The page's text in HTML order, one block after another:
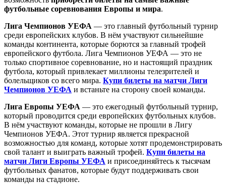
футбольные соревнования Европы и мира.
Лига Чемпионов УЕФА — это главный футбольный турнир
среди европейских клубов. В нём участвуют сильнейшие
команды континента, которые борются за главный трофей
европейского футбола. Лига Чемпионов УЕФА — это не
только спортивное соревнование, но и настоящий праздник
футбола, который привлекает миллионы телезрителей и
болельщиков со всего мира. Купи билеты на матчи Лиги
Чемпионов УЕФА и встаньте на сторону своей команды.
Лига Европы УЕФА — это ежегодный футбольный турнир,
который проводится среди европейских футбольных клубов.
В нём участвуют команды, которые не прошли в Лигу
Чемпионов УЕФА. Этот турнир является прекрасной
возможностью для команд, которые хотят продемонстрировать
свой талант и выиграть важный трофей. Купи билеты на
матчи Лиги Европы УЕФА и присоединяйтесь к тысячам
футбольных фанатов, которые будут поддерживать свои
команды на стадионе.